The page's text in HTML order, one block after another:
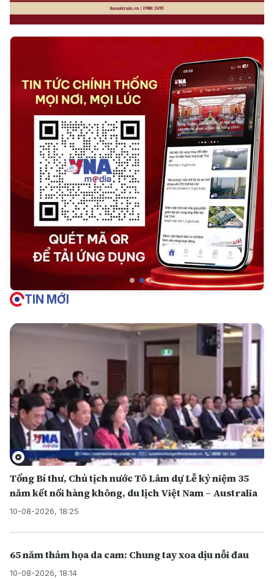
TIN MỚI
Tổng Bí thư, Chủ tịch nước Tô Lâm dự Lễ kỷ niệm 35
năm kết nối hàng không, du lịch Việt Nam – Australia
10-08-2026, 18:25
65 năm thảm họa da cam: Chung tay xoa dịu nỗi đau
10-08-2026, 18:14